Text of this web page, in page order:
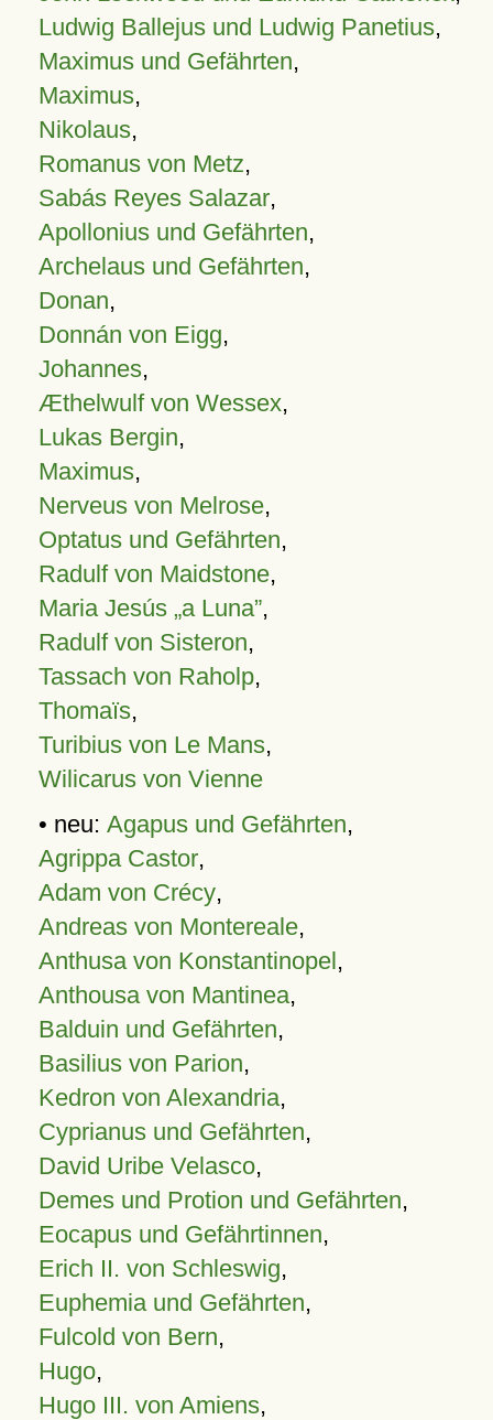
Ludwig Ballejus und Ludwig Panetius,
Maximus und Gefährten,
Maximus,
Nikolaus,
Romanus von Metz,
Sabás Reyes Salazar,
Apollonius und Gefährten,
Archelaus und Gefährten,
Donan,
Donnán von Eigg,
Johannes,
Æthelwulf von Wessex,
Lukas Bergin,
Maximus,
Nerveus von Melrose,
Optatus und Gefährten,
Radulf von Maidstone,
Maria Jesús „a Luna”,
Radulf von Sisteron,
Tassach von Raholp,
Thomaïs,
Turibius von Le Mans,
Wilicarus von Vienne
• neu: Agapus und Gefährten,
Agrippa Castor,
Adam von Crécy,
Andreas von Montereale,
Anthusa von Konstantinopel,
Anthousa von Mantinea,
Balduin und Gefährten,
Basilius von Parion,
Kedron von Alexandria,
Cyprianus und Gefährten,
David Uribe Velasco,
Demes und Protion und Gefährten,
Eocapus und Gefährtinnen,
Erich II. von Schleswig,
Euphemia und Gefährten,
Fulcold von Bern,
Hugo,
Hugo III. von Amiens,